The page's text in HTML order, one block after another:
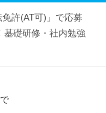
許(AT可)」で応募
礎研修・社内勉強